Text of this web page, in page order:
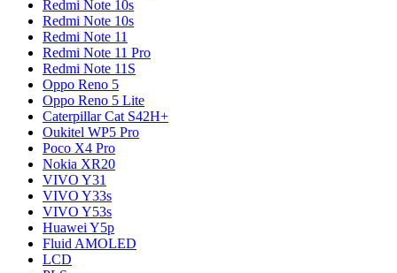
Redmi Note 10s
Redmi Note 10s
Redmi Note 11
Redmi Note 11 Pro
Redmi Note 11S
Oppo Reno 5
Oppo Reno 5 Lite
Caterpillar Cat S42H+
Oukitel WP5 Pro
Poco X4 Pro
Nokia XR20
VIVO Y31
VIVO Y33s
VIVO Y53s
Huawei Y5p
Fluid AMOLED
LCD